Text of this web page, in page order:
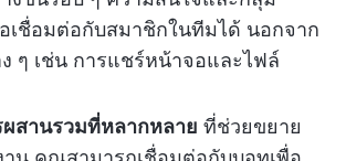
เชื่อมต่อกับสมาชิกในทีมได้ นอกจาก
ๆ เช่น การแชร์หน้าจอและไฟล์
ผสานรวมที่หลากหลาย ที่ช่วยขยาย